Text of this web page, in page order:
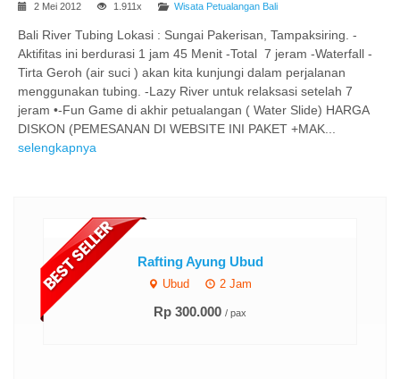
2 Mei 2012 1.911x Wisata Petualangan Bali
Bali River Tubing Lokasi : Sungai Pakerisan, Tampaksiring. -
Aktifitas ini berdurasi 1 jam 45 Menit -Total 7 jeram -Waterfall -
Tirta Geroh (air suci ) akan kita kunjungi dalam perjalanan
menggunakan tubing. -Lazy River untuk relaksasi setelah 7
jeram •-Fun Game di akhir petualangan ( Water Slide) HARGA
DISKON (PEMESANAN DI WEBSITE INI PAKET +MAK...
selengkapnya
Rafting Ayung Ubud
Ubud 2 Jam
Rp 300.000 / pax